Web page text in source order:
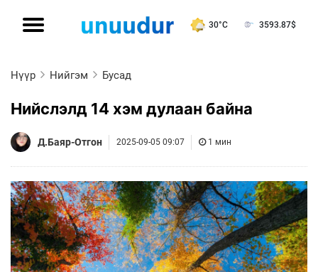
30°C 3593.87$
Нүүр Нийгэм Бусад
Нийслэлд 14 хэм дулаан байна
Д.Баяр-Отгон 2025-09-05 09:07 1 мин